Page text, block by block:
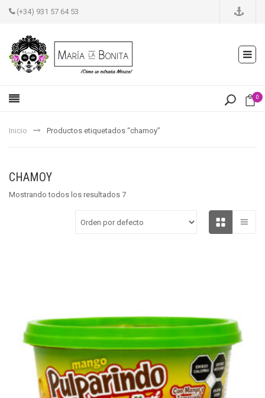
(+34) 931 57 64 53
0
Inicio Productos etiquetados “chamoy”
CHAMOY
Mostrando todos los resultados 7